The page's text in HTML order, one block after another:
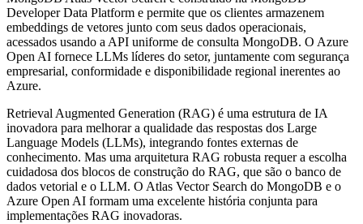
Developer Data Platform e permite que os clientes armazenem
embeddings de vetores junto com seus dados operacionais,
acessados ​​usando a API uniforme de consulta MongoDB. O Azure
Open AI fornece LLMs líderes do setor, juntamente com segurança
empresarial, conformidade e disponibilidade regional inerentes ao
Azure.
Retrieval Augmented Generation (RAG) é uma estrutura de IA
inovadora para melhorar a qualidade das respostas dos Large
Language Models (LLMs), integrando fontes externas de
conhecimento. Mas uma arquitetura RAG robusta requer a escolha
cuidadosa dos blocos de construção do RAG, que são o banco de
dados vetorial e o LLM. O Atlas Vector Search do MongoDB e o
Azure Open AI formam uma excelente história conjunta para
implementações RAG inovadoras.